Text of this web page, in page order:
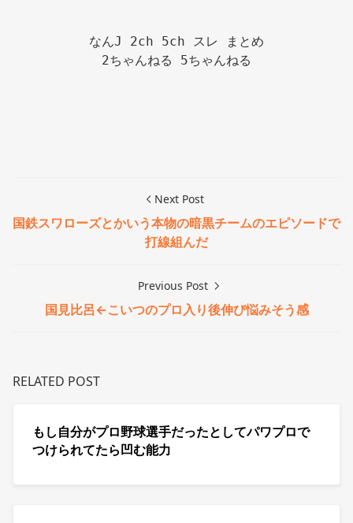
なんJ 2ch 5ch スレ まとめ
2ちゃんねる 5ちゃんねる
Next Post
国鉄スワローズとかいう本物の暗黒チームのエピソードで
打線組んだ
Previous Post
国見比呂←こいつのプロ入り後伸び悩みそう感
RELATED POST
もし自分がプロ野球選手だったとしてパワプロで
つけられてたら凹む能力